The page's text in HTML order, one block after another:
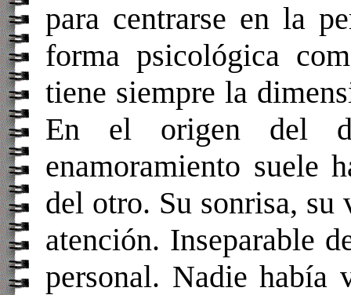
para centrarse en la
forma psicológica
tiene siempre la
En el origen del
enamoramiento suele
del otro. Su sonrisa, su
atención. Inseparable
personal. Nadie